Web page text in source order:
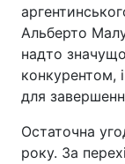
Альберто
надто
конкурентом,
для
Остаточна
року. За